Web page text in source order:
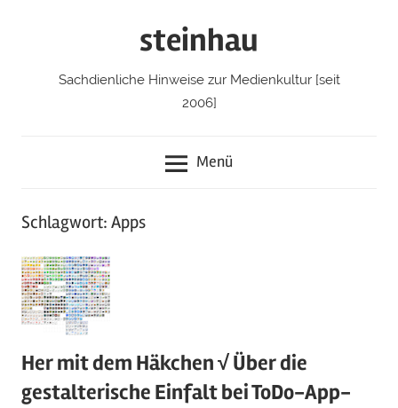
steinhau
Sachdienliche Hinweise zur Medienkultur [seit
2006]
Menü
Schlagwort: Apps
Her mit dem Häkchen √ Über die
gestalterische Einfalt bei ToDo-App-